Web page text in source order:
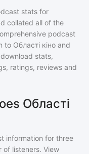
stats for
collated all of the
podcast
to Області кіно and
stats,
ratings, reviews and
Області
information for three
of listeners. View